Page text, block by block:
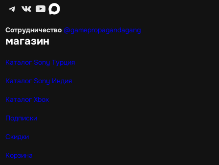
Telegram ВКонтакте YouTube max
Сотрудничество @gamepropagandagang
магазин
Каталог Sony Турция
Каталог Sony Индия
Каталог Xbox
Подписки
Скидки
Корзина